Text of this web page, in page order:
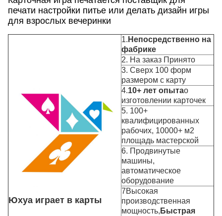
печати настройки питье или делать дизайн игры
для взрослых вечеринки
Юхуа играет в карты
1. Непосредственно на
фабрике
2. На заказ Принято
3. Сверх 100 форм
размером с карту
4.10+ лет опытао
изготовлении карточек
5. 100+
квалифицированных
рабочих, 10000+ м2
площадь мастерской
6. Продвинутые
машины,
автоматическое
оборудование
7Высокая
производственная
мощность, Быстрая